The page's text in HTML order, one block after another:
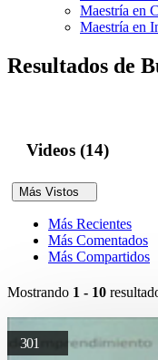
Maestría en
Maestría en
Resultados de
Videos (14)
Más Vistos
Más Recientes
Más Comentados
Más Compartidos
Mostrando 1 - 10
301